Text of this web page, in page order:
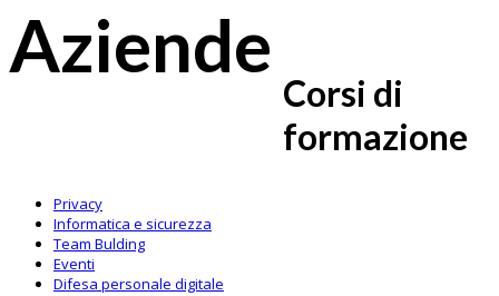
Aziende
Corsi di
formazione
Privacy
Informatica e sicurezza
Team Bulding
Eventi
Difesa personale digitale